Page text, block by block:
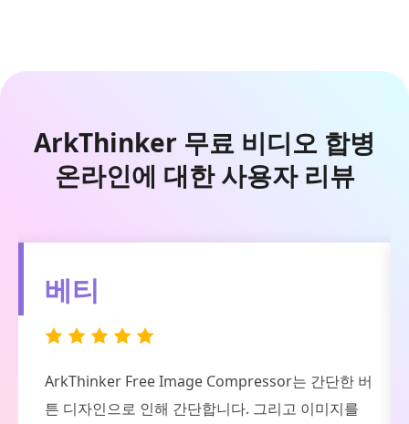
ArkThinker 무료 비디오 합병
온라인에 대한 사용자 리뷰
데릭
ArkThinker 무료 이미지 압축기 온라인의 도움으로
이미지를 쉽고 빠르게 압축하여 장치에 더 많은 저